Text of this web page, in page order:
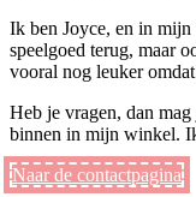
Ik ben Joyce, en in
speelgoed terug, maar
vooral nog leuker
Heb je vragen, dan
binnen in mijn winkel.
Naar de contactpagina